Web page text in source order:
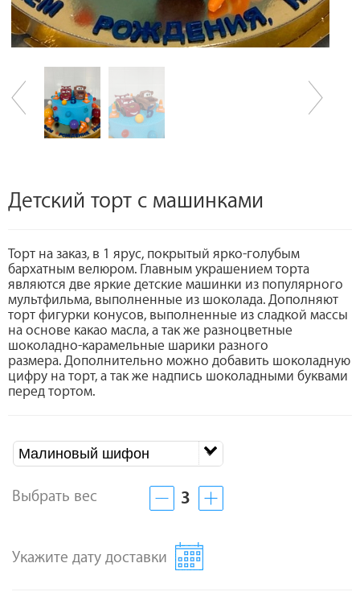
Детский торт с машинками
Торт на заказ, в 1 ярус, покрытый ярко-голубым
бархатным велюром. Главным украшением торта
являются две яркие детские машинки из популярного
мультфильма, выполненные из шоколада. Дополняют
торт фигурки конусов, выполненные из сладкой массы
на основе какао масла, а так же разноцветные
шоколадно-карамельные шарики разного
размера. Дополнительно можно добавить шоколадную
цифру на торт, а так же надпись шоколадными буквами
перед тортом.
Малиновый шифон
Выбрать вес 3
Укажите дату доставки